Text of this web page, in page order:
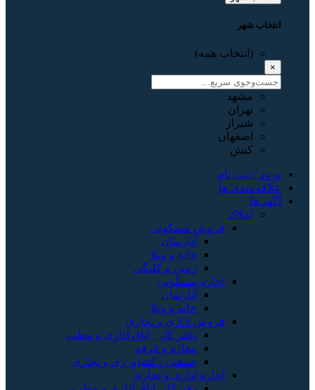
انتخاب شهر
(انتخاب همه)
×
مشهد
تهران
شیراز
اصفهان
کیش
ورود / ثبت نام
علاقه‌مندی ها
آگهی‌ها
املاک
فروش مسکونی
آپارتمان
خانه و ویلا
زمین و کلنگی
اجاره مسکونی
آپارتمان
خانه و ویلا
فروش اداری و تجاری
دفتر کار ، اتاق اداری و مطب
مغازه و غرفه
صنعتی ، کشاورزی و تجاری
اجاره اداری و تجاری